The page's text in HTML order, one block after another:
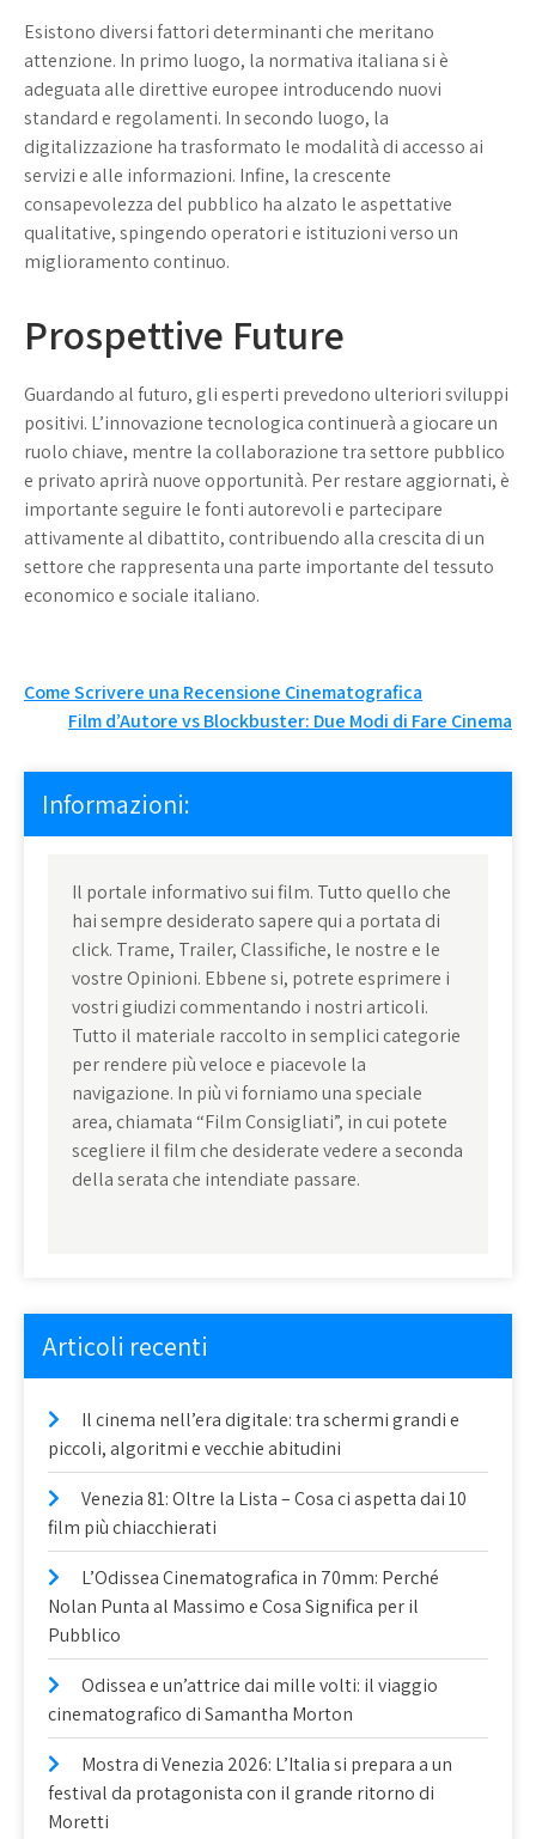
Esistono diversi fattori determinanti che meritano
attenzione. In primo luogo, la normativa italiana si è
adeguata alle direttive europee introducendo nuovi
standard e regolamenti. In secondo luogo, la
digitalizzazione ha trasformato le modalità di accesso ai
servizi e alle informazioni. Infine, la crescente
consapevolezza del pubblico ha alzato le aspettative
qualitative, spingendo operatori e istituzioni verso un
miglioramento continuo.
Prospettive Future
Guardando al futuro, gli esperti prevedono ulteriori sviluppi
positivi. L’innovazione tecnologica continuerà a giocare un
ruolo chiave, mentre la collaborazione tra settore pubblico
e privato aprirà nuove opportunità. Per restare aggiornati, è
importante seguire le fonti autorevoli e partecipare
attivamente al dibattito, contribuendo alla crescita di un
settore che rappresenta una parte importante del tessuto
economico e sociale italiano.
Navigazione
articoli
Come Scrivere una Recensione Cinematografica
Film d’Autore vs Blockbuster: Due Modi di Fare Cinema
Informazioni:
Il portale informativo sui film. Tutto quello che
hai sempre desiderato sapere qui a portata di
click. Trame, Trailer, Classifiche, le nostre e le
vostre Opinioni. Ebbene si, potrete esprimere i
vostri giudizi commentando i nostri articoli.
Tutto il materiale raccolto in semplici categorie
per rendere più veloce e piacevole la
navigazione. In più vi forniamo una speciale
area, chiamata “Film Consigliati”, in cui potete
scegliere il film che desiderate vedere a seconda
della serata che intendiate passare.
Articoli recenti
Il cinema nell’era digitale: tra schermi grandi e
piccoli, algoritmi e vecchie abitudini
Venezia 81: Oltre la Lista – Cosa ci aspetta dai 10
film più chiacchierati
L’Odissea Cinematografica in 70mm: Perché
Nolan Punta al Massimo e Cosa Significa per il
Pubblico
Odissea e un’attrice dai mille volti: il viaggio
cinematografico di Samantha Morton
Mostra di Venezia 2026: L’Italia si prepara a un
festival da protagonista con il grande ritorno di
Moretti